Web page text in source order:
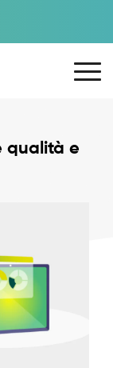
qualità e